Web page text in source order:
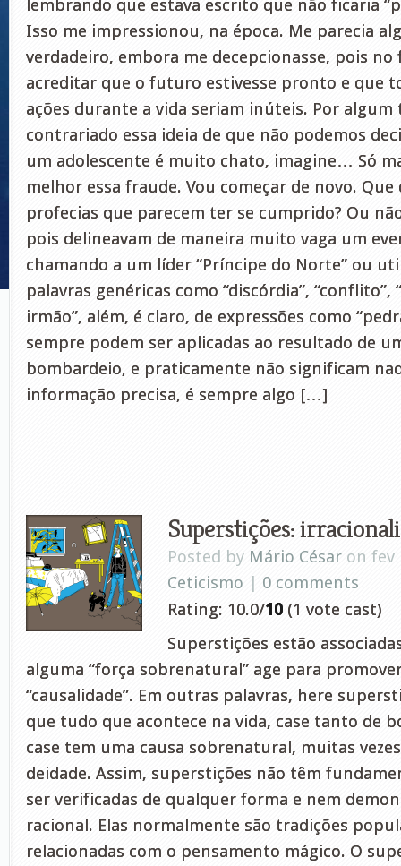
lembrando que estava escrito que não ficaria
Isso me impressionou, na época. Me parecia
verdadeiro, embora me decepcionasse, pois
acreditar que o futuro estivesse pronto e que
ações durante a vida seriam inúteis. Por algum
contrariado essa ideia de que não podemos
um adolescente é muito chato, imagine… Só
melhor essa fraude. Vou começar de novo.
profecias que parecem ter se cumprido? Ou
pois delineavam de maneira muito vaga um
chamando a um líder “Príncipe do Norte” ou
palavras genéricas como “discórdia”,
irmão”, além, é claro, de expressões como
sempre podem ser aplicadas ao resultado de
bombardeio, e praticamente não significam
informação precisa, é sempre algo […]
Superstições:
Posted by Mário César on fev
Ceticismo | 0 comments
Rating: 10.0/10 (1 vote cast)
Superstições estão
alguma “força sobrenatural” age para
“causalidade”. Em outras palavras, here
que tudo que acontece na vida, case tanto de
case tem uma causa sobrenatural, muitas
deidade. Assim, superstições não têm
ser verificadas de qualquer forma e nem
racional. Elas normalmente são tradições
relacionadas com o pensamento mágico. O